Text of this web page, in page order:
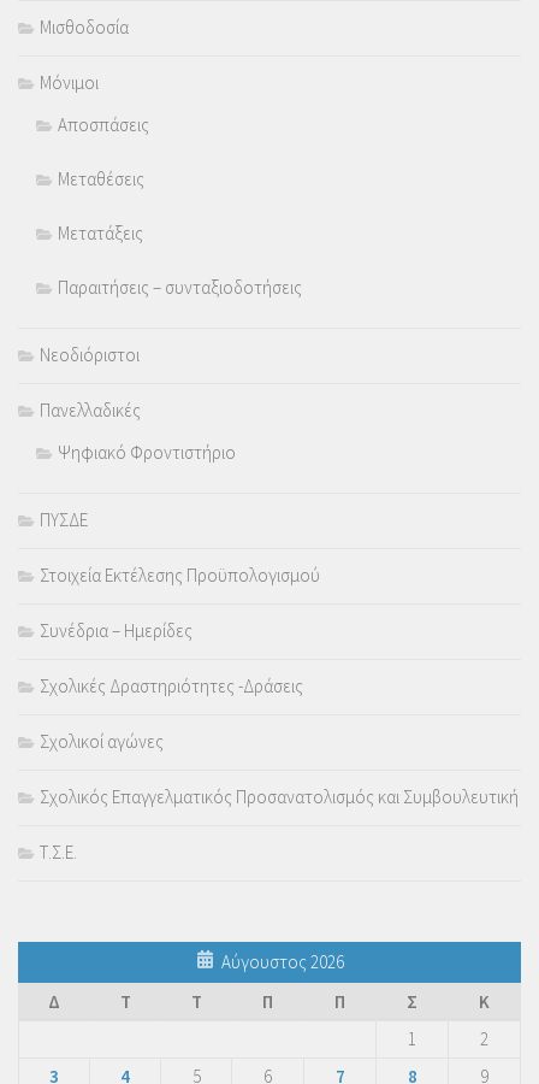
Μισθοδοσία
Μόνιμοι
Αποσπάσεις
Μεταθέσεις
Μετατάξεις
Παραιτήσεις – συνταξιοδοτήσεις
Νεοδιόριστοι
Πανελλαδικές
Ψηφιακό Φροντιστήριο
ΠΥΣΔΕ
Στοιχεία Εκτέλεσης Προϋπολογισμού
Συνέδρια – Ημερίδες
Σχολικές Δραστηριότητες -Δράσεις
Σχολικοί αγώνες
Σχολικός Επαγγελματικός Προσανατολισμός και Συμβουλευτική
Τ.Σ.Ε.
Αύγουστος 2026
Δ
Τ Τ Π Π Σ
Κ
1
2
3
4 5 6 7 8 9